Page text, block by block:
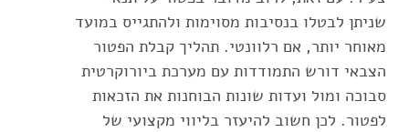
שניתן לבטלו בנסיבות מסוימות ולהתגייס במועד
מאוחר יותר, אם רלוונטי. תהליך קבלת הפטור
הצבאי דורש התמודדות עם מערכת ביורוקרטית
סבוכה ומול ועדות שונות הבוחנות את הזכאות
לפטור. לכן חשוב להיעזר בליווי מקצועי של